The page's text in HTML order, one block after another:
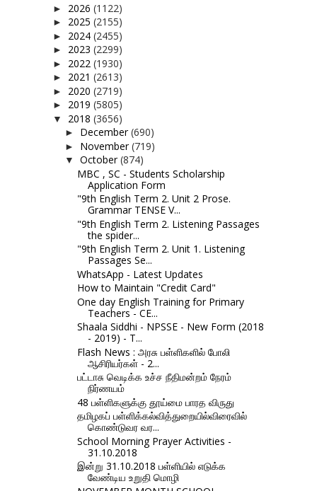
► 2026 (1122)
► 2025 (2155)
► 2024 (2455)
► 2023 (2299)
► 2022 (1930)
► 2021 (2613)
► 2020 (2719)
► 2019 (5805)
▼ 2018 (3656)
► December(690)
► November(719)
▼ October(874)
MBC , SC - Students Scholarship
Application Form
"9th English Term 2. Unit 2 Prose.
Grammar TENSE V...
"9th English Term 2. Listening Passages
the spider...
"9th English Term 2. Unit 1. Listening
Passages Se...
WhatsApp - Latest Updates
How to Maintain "Credit Card"
One day English Training for Primary
Teachers - CE...
Shaala Siddhi - NPSSE - New Form (2018
- 2019) - T...
Flash News : அரசு பள்ளிகளில் போலி
ஆசிரியர்கள் - 2...
பட்டாசு வெடிக்க உச்ச நீதிமன்றம் நேரம்
நிர்ணயம்
48 பள்ளிகளுக்கு தூய்மை பாரத விருது
தமிழகப் பள்ளிக்கல்வித்துறையில்விரைவில்
கொண்டுவர வர...
School Morning Prayer Activities -
31.10.2018
இன்று 31.10.2018 பள்ளியில் எடுக்க
வேண்டிய உறுதி மொழி